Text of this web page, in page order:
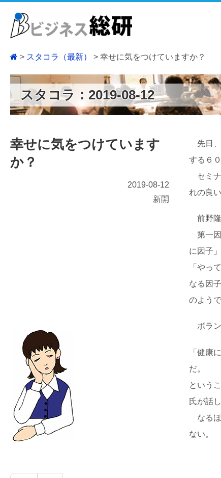
スタコラ（最新） 幸せに気をつけていますか？
スタコラ：2019-08-12
幸せに気をつけています
か？
2019-08-12
新開
先日、
する６
セミナ
れの良
前野隆
第一因
に因子
「やっ
なる因
のようで
ボラン
「健康
だ。
という
氏が話
なるほ
ない。